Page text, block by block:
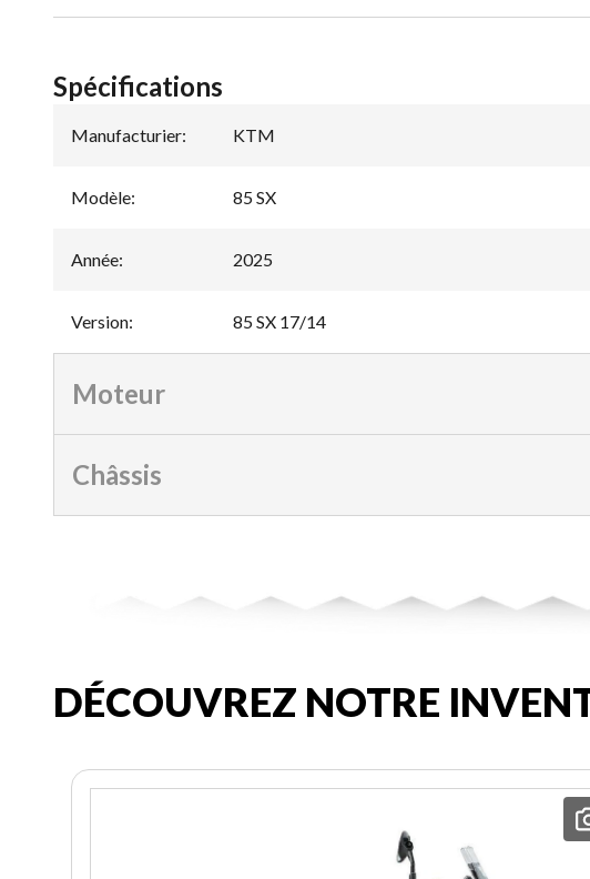
Spécifications
Manufacturier: KTM
Modèle: 85 SX
Année: 2025
Version: 85 SX 17/14
Moteur
Châssis
DÉCOUVREZ NOTRE